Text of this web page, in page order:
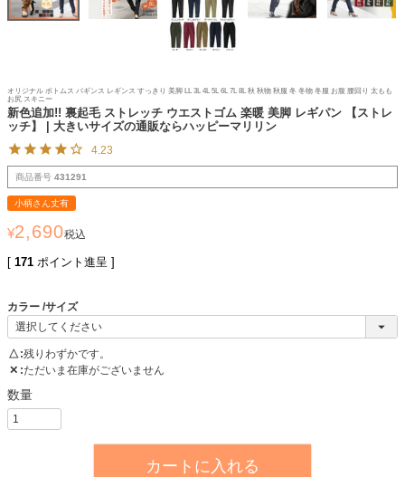
オリジナル ボトムス パギンス レギンス すっきり 美脚 LL 3L 4L 5L 6L 7L 8L 秋 秋物 秋服 冬 冬物 冬服 お腹 腰回り 太もも
お尻 スキニー
新色追加!! 裏起毛 ストレッチ ウエストゴム 楽暖 美脚 レギパン 【ストレ
ッチ】 | 大きいサイズの通販ならハッピーマリリン
4.23
商品番号 431291
小柄さん丈有
¥2,690税込
[ 171 ポイント進呈 ]
カラー サイズ
△ 残りわずかです。
✕ ただいま在庫がございません
カートに入れる